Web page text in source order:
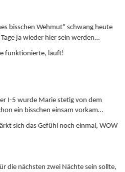
bisschen Wehmut" schwang heute
ja wieder hier sein werden…
funktionierte, läuft!
I-5 wurde Marie stetig von dem
ein bisschen einsam vorkam…
sich das Gefühl noch einmal, WOW
die nächsten zwei Nächte sein sollte,